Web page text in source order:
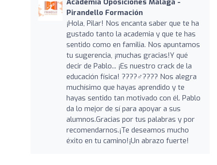
Pirandello Formación
¡Hola, Pilar! Nos encanta saber que te ha
gustado tanto la academia y que te has
sentido como en familia. Nos apuntamos
tu sugerencia, ¡muchas gracias!Y qué
decir de Pablo... ¡Es nuestro crack de la
educación física! ????️‍♂️???? Nos alegra
muchísimo que hayas aprendido y te
hayas sentido tan motivado con él. Pablo
da lo mejor de sí para apoyar a sus
alumnos.Gracias por tus palabras y por
recomendarnos.¡Te deseamos mucho
éxito en tu camino!¡Un abrazo fuerte!